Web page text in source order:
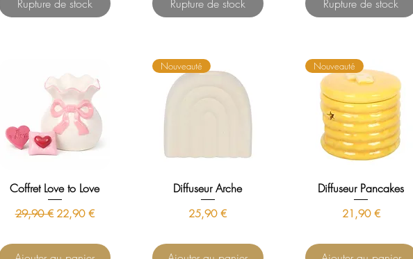
Rupture de stock Rupture de stock Rupture de stock
Coffret Love to Love
Prix original
29,90 € Prix promotionnel
22,90 €
Nouveauté
Diffuseur Arche
Prix
25,90 €
Nouveauté
Diffuseur Pancakes
Prix
21,90 €